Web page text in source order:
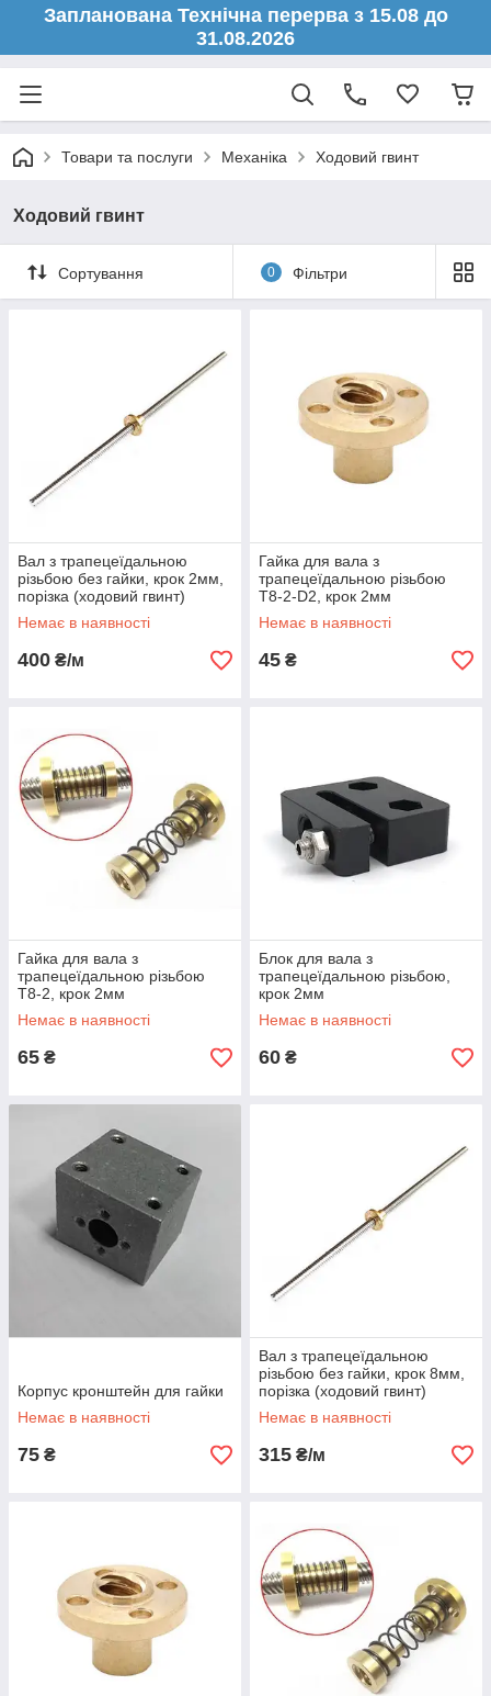
Запланована Технічна перерва з 15.08 до
31.08.2026
Товари та послуги Механіка Ходовий гвинт
Ходовий гвинт
Сортування 0 Фільтри
Вал з трапецеїдальною
різьбою без гайки, крок 2мм,
порізка (ходовий гвинт)
Немає в наявності
400 ₴/м
Гайка для вала з
трапецеїдальною різьбою
T8-2-D2, крок 2мм
Немає в наявності
45 ₴
Гайка для вала з
трапецеїдальною різьбою
T8-2, крок 2мм
(антилюфтовая гайка для
ходового винта)
Немає в наявності
65 ₴
Блок для вала з
трапецеїдальною різьбою,
крок 2мм
Немає в наявності
60 ₴
Корпус кронштейн для гайки
Немає в наявності
75 ₴
Вал з трапецеїдальною
різьбою без гайки, крок 8мм,
порізка (ходовий гвинт)
Немає в наявності
315 ₴/м